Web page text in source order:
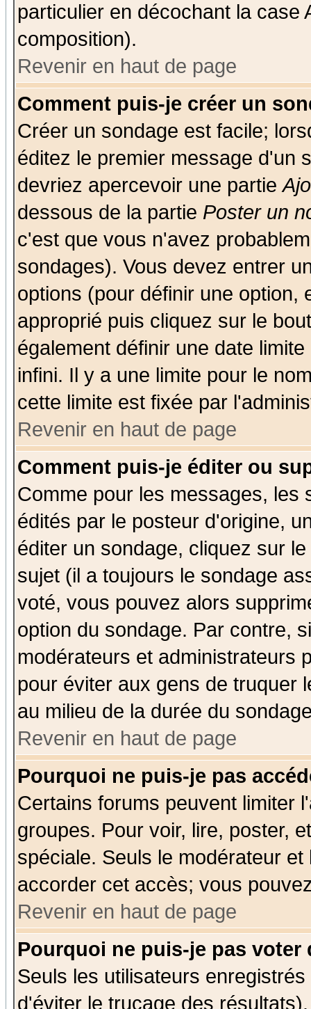
particulier en décochant la case
composition).
Revenir en haut de page
Comment puis-je créer un
Créer un sondage est facile;
éditez le premier message d'un
devriez apercevoir une partie
dessous de la partie Poster un
c'est que vous n'avez
sondages). Vous devez entrer
options (pour définir une option,
approprié puis cliquez sur le
également définir une date
infini. Il y a une limite pour le
cette limite est fixée par
Revenir en haut de page
Comment puis-je éditer ou
Comme pour les messages, les
édités par le posteur d'origine,
éditer un sondage, cliquez sur
sujet (il a toujours le sondage
voté, vous pouvez alors
option du sondage. Par contre,
modérateurs et administrateurs
pour éviter aux gens de truquer
au milieu de la durée du
Revenir en haut de page
Pourquoi ne puis-je pas
Certains forums peuvent limiter
groupes. Pour voir, lire, poster,
spéciale. Seuls le modérateur
accorder cet accès; vous
Revenir en haut de page
Pourquoi ne puis-je pas voter
Seuls les utilisateurs
d'éviter le trucage des